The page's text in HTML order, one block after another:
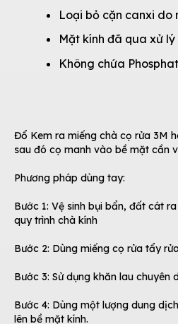
Loại bỏ cặn canxi do
Mặt kính đã qua xử
Không chứa
Đổ Kem ra miếng chà cọ rửa 3M
sau đó cọ manh vào bề mặt cần
Phương pháp dùng tay:
Bước 1: Vệ sinh bụi bẩn, đất cát
quy trình chà kính
Bước 2: Dùng miếng cọ rửa tẩy
Bước 3: Sử dụng khăn lau
Bước 4: Dùng một lượng dung
lên bề mặt kính.